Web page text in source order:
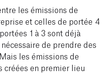
les émissions de
et celles de portée 4
1 à 3 sont déjà
de prendre des
les émissions de
créées en premier lieu